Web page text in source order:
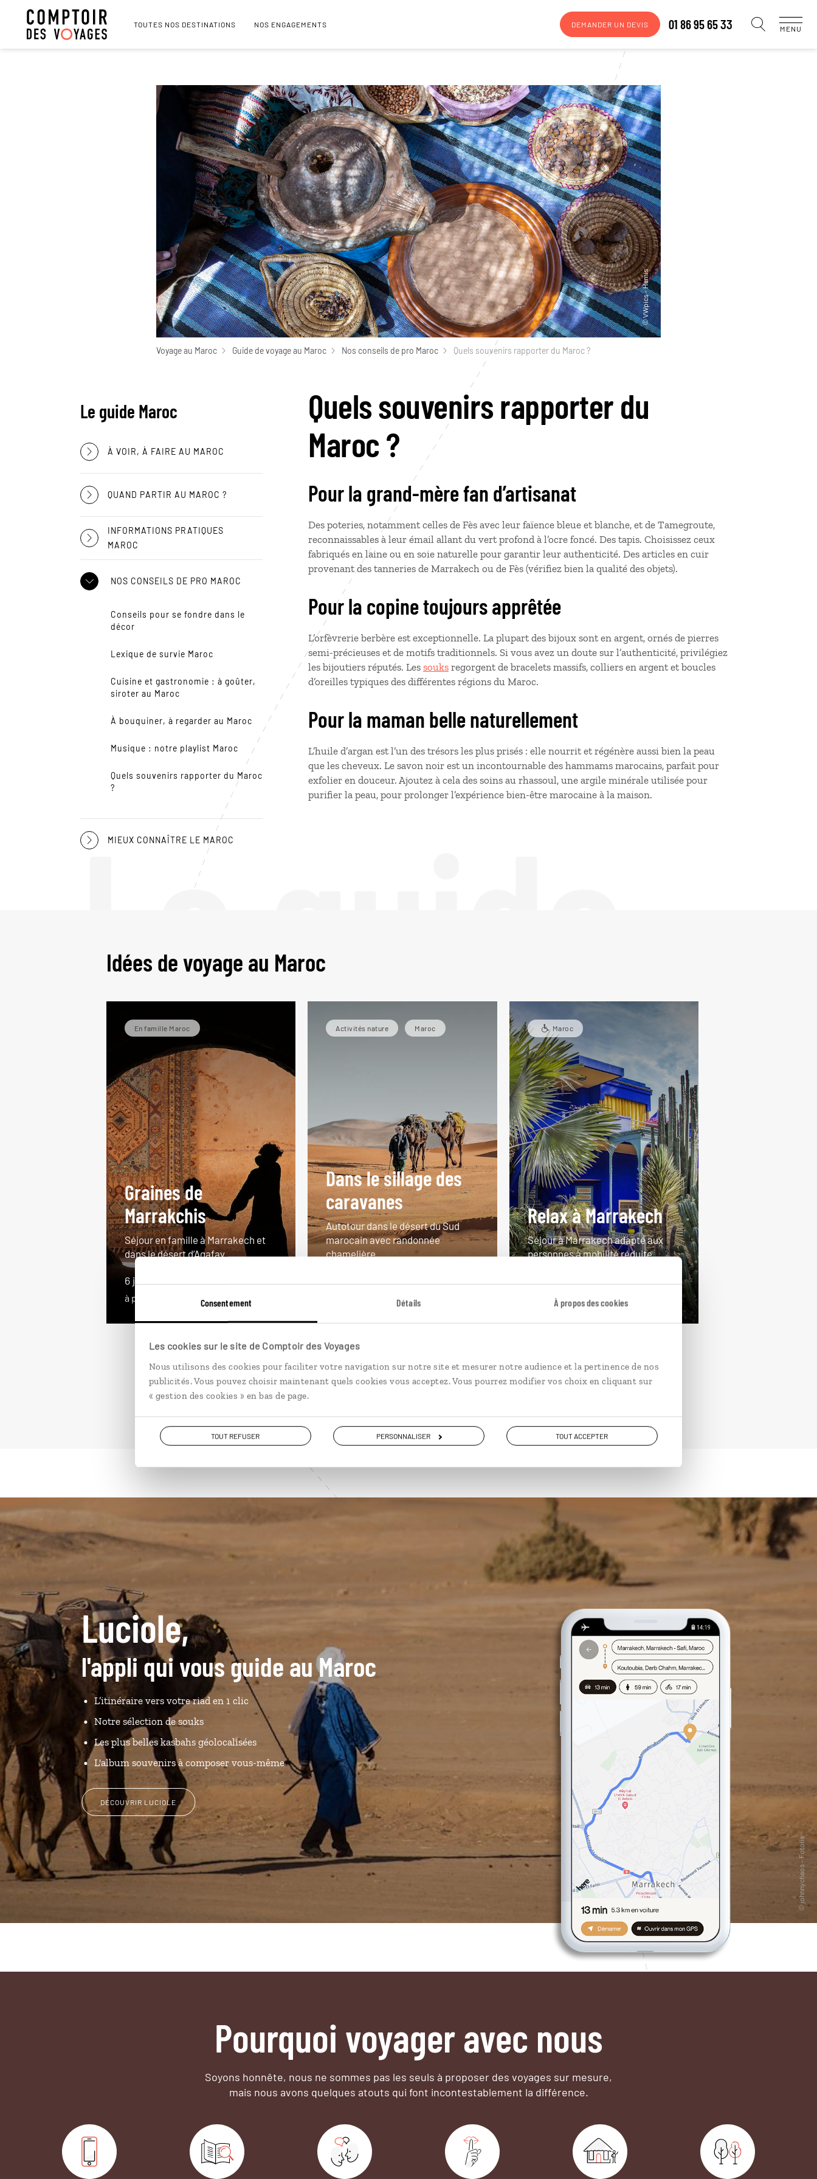
Consentement Détails À propos des cookies
Les cookies sur le site de Comptoir des Voyages
Nous utilisons des cookies pour faciliter votre navigation sur notre site et mesurer notre audience et la pertinence de nos
publicités. Vous pouvez choisir maintenant quels cookies vous acceptez. Vous pourrez modifier vos choix en cliquant sur
« gestion des cookies » en bas de page.
TOUT REFUSER PERSONNALISER TOUT ACCEPTER
TOUTES NOS DESTINATIONS NOS ENGAGEMENTS DEMANDER UN DEVIS 01 86 95 65 33 MENU
Voyage au Maroc Guide de voyage au Maroc Nos conseils de pro Maroc Quels souvenirs rapporter du Maroc ?
Le guide
Le guide Maroc
À VOIR, À FAIRE AU MAROC
QUAND PARTIR AU MAROC ?
INFORMATIONS PRATIQUES
MAROC
NOS CONSEILS DE PRO MAROC
Conseils pour se fondre dans le
décor
Lexique de survie Maroc
Cuisine et gastronomie : à goûter,
siroter au Maroc
À bouquiner, à regarder au Maroc
Musique : notre playlist Maroc
Quels souvenirs rapporter du Maroc
?
MIEUX CONNAÎTRE LE MAROC
Quels souvenirs rapporter du
Maroc ?
Pour la grand-mère fan d’artisanat
Des poteries, notamment celles de Fès avec leur faïence bleue et blanche, et de Tamegroute,
reconnaissables à leur émail allant du vert profond à l’ocre foncé. Des tapis. Choisissez ceux
fabriqués en laine ou en soie naturelle pour garantir leur authenticité. Des articles en cuir
provenant des tanneries de Marrakech ou de Fès (vérifiez bien la qualité des objets).
Pour la copine toujours apprêtée
L’orfèvrerie berbère est exceptionnelle. La plupart des bijoux sont en argent, ornés de pierres
semi-précieuses et de motifs traditionnels. Si vous avez un doute sur l’authenticité, privilégiez
les bijoutiers réputés. Les souks regorgent de bracelets massifs, colliers en argent et boucles
d’oreilles typiques des différentes régions du Maroc.
Pour la maman belle naturellement
L’huile d’argan est l’un des trésors les plus prisés : elle nourrit et régénère aussi bien la peau
que les cheveux. Le savon noir est un incontournable des hammams marocains, parfait pour
exfolier en douceur. Ajoutez à cela des soins au rhassoul, une argile minérale utilisée pour
purifier la peau, pour prolonger l’expérience bien-être marocaine à la maison.
Idées de voyage au Maroc
En famille Maroc
Graines de
Marrakchis
Séjour en famille à Marrakech et
dans le désert d’Agafay.
6 jours / 5 nuits
à partir de 1500€
Activités nature Maroc
Dans le sillage des
caravanes
Autotour dans le désert du Sud
marocain avec randonnée
chamelière.
Maroc
Relax à Marrakech
Séjour à Marrakech adapté aux
personnes à mobilité réduite.
à partir de 1250€
VOIR NOS 15 IDÉES DE VOYAGE AU MAROC
Luciole,
l'appli qui vous guide au Maroc
L’itinéraire vers votre riad en 1 clic
Notre sélection de souks
Les plus belles kasbahs géolocalisées
L'album souvenirs à composer vous-même
DÉCOUVRIR LUCIOLE
Pourquoi voyager avec nous
Soyons honnête, nous ne sommes pas les seuls à proposer des voyages sur mesure,
mais nous avons quelques atouts qui font incontestablement la différence.